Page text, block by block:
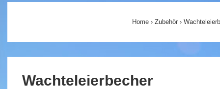
Home › Zubehör ›
Wachteleierbecher